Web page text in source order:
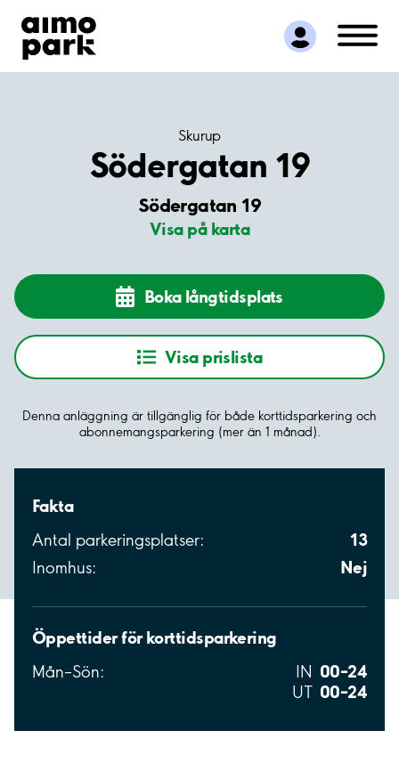
Hitta parkering
Samarbete
Kundservice
Skurup
Södergatan 19
Södergatan 19
Visa på karta
Boka långtidsplats
Visa prislista
Denna anläggning är tillgänglig för både korttidsparkering och
abonnemangsparkering (mer än 1 månad).
Fakta
Antal parkeringsplatser: 13
Inomhus: Nej
Öppettider för korttidsparkering
Mån–Sön: IN 00–24
UT 00–24